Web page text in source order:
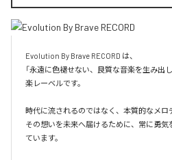
Evolution By Brave RECORD は、
「永遠に色褪せない、良質な音楽を生み出
楽レーベルです。
時代に流されるのではなく、本質的なメロ
その想いを未来へ届けるために、常に勇
ています。